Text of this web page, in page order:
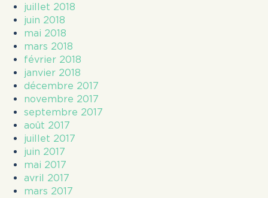
juillet 2018
juin 2018
mai 2018
mars 2018
février 2018
janvier 2018
décembre 2017
novembre 2017
septembre 2017
août 2017
juillet 2017
juin 2017
mai 2017
avril 2017
mars 2017